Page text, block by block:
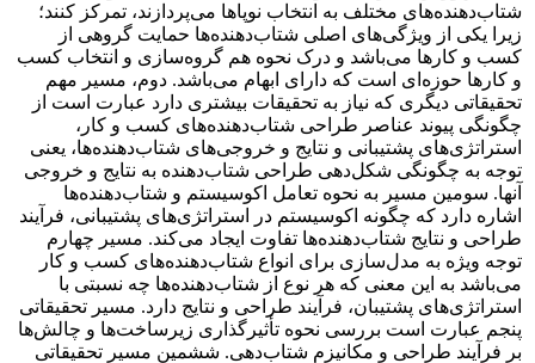
شتاب‌دهنده‌های مختلف به انتخاب نوپاها می‌پردازند، تمرکز کنند؛
زیرا یکی از ویژگی‌های اصلی شتاب‌دهنده‌ها حمایت گروهی از
کسب و کارها می‌باشد و درک نحوه هم گروه‌سازی و انتخاب کسب
و کارها حوزه‌ای است که دارای ابهام می‌باشد. دوم، مسیر مهم
تحقیقاتی دیگری که نیاز به تحقیقات بیشتری دارد عبارت است از
چگونگی پیوند عناصر طراحی شتاب‌دهنده‌های کسب و کار،
استراتژی‌های پشتیبانی و نتایج و خروجی‌های شتاب‌دهنده‌ها، یعنی
توجه به چگونگی شکل‌دهی طراحی شتاب‌دهنده به نتایج و خروجی
آنها. سومین مسیر به نحوه تعامل اکوسیستم و شتاب‌دهنده‌ها
اشاره دارد که چگونه اکوسیستم در استراتژی‌های پشتیبانی، فرآیند
طراحی و نتایج شتاب‌دهنده‌ها تفاوت ایجاد می‌کند. مسیر چهارم
توجه ویژه به مدل‌سازی برای انواع شتاب‌دهنده‌های کسب و کار
می‌باشد به این معنی که هر نوع از شتاب‌دهنده‌ها چه نسبتی با
استراتژی‌های پشتیبان، فرآیند طراحی و نتایج دارد. مسیر تحقیقاتی
پنجم عبارت است بررسی نحوه تأثیرگذاری زیرساخت‌ها و چالش‌ها
بر فرآیند طراحی و مکانیزم شتاب‌دهی. ششمین مسیر تحقیقاتی